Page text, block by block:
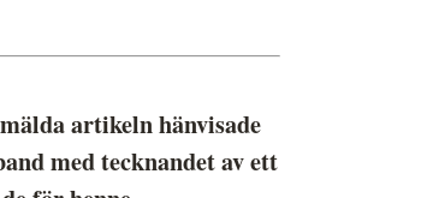
yrkesetikenartikeln hänvisade
med tecknandet av ett